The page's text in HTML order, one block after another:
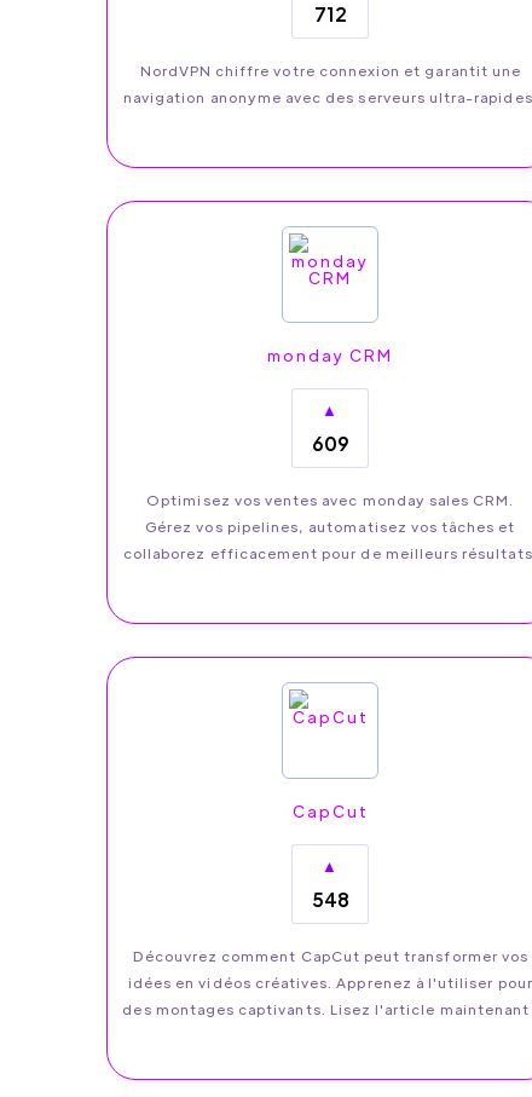
712
NordVPN chiffre votre connexion et garantit une
navigation anonyme avec des serveurs ultra-rapides.
monday CRM
▲
609
Optimisez vos ventes avec monday sales CRM.
Gérez vos pipelines, automatisez vos tâches et
collaborez efficacement pour de meilleurs résultats.
CapCut
▲
548
Découvrez comment CapCut peut transformer vos
idées en vidéos créatives. Apprenez à l'utiliser pour
des montages captivants. Lisez l'article maintenant